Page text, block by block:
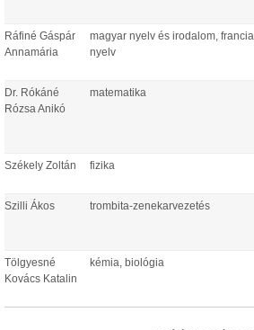
Ráfiné Gáspár
Annamária
magyar nyelv és irodalom, francia
nyelv
Dr. Rókáné
Rózsa Anikó
matematika
Székely Zoltán fizika
Szilli Ákos trombita-zenekarvezetés
Tölgyesné
Kovács Katalin
kémia, biológia